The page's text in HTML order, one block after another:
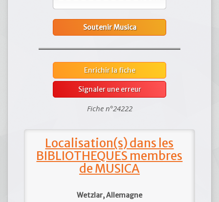
Soutenir Musica
Enrichir la fiche
Signaler une erreur
Fiche n°24222
Localisation(s) dans les
BIBLIOTHEQUES membres
de MUSICA
Wetzlar, Allemagne